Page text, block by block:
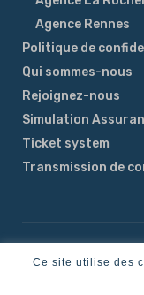
Agence Rennes
Politique de
Qui sommes-nous
Rejoignez-nous
Simulation
Ticket system
Transmission de
© 2025, City and
Ce site utilise des